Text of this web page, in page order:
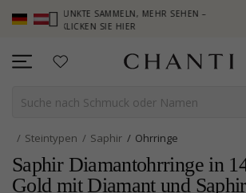
SAMMELN, MEHR SEHEN –
KLICKEN SIE HIER
Steintypen Saphir Ohrringe
Saphir Diamantohrringe in
Gold mit Diamant und Saphir